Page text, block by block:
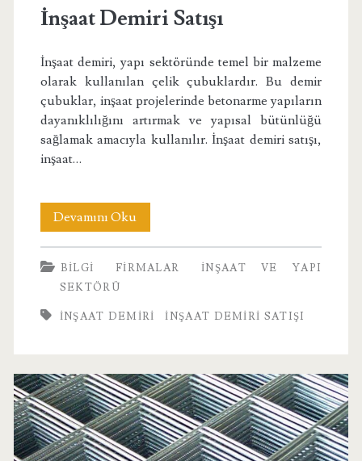
İnşaat Demiri Satışı
İnşaat demiri, yapı sektöründe temel bir malzeme
olarak kullanılan çelik çubuklardır. Bu demir
çubuklar, inşaat projelerinde betonarme yapıların
dayanıklılığını artırmak ve yapısal bütünlüğü
sağlamak amacıyla kullanılır. İnşaat demiri satışı,
inşaat…
Devamını Okuİnşaat
Demiri
Satışı
BILGI FIRMALAR
İNŞAAT VE YAPI
SEKTÖRÜ
INŞAAT DEMIRI İNŞAAT DEMIRI SATIŞI